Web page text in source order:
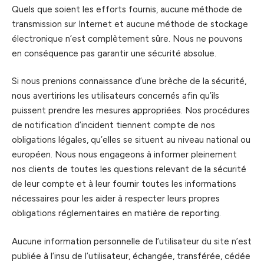
Quels que soient les efforts fournis, aucune méthode de
transmission sur Internet et aucune méthode de stockage
électronique n’est complètement sûre. Nous ne pouvons
en conséquence pas garantir une sécurité absolue.
Si nous prenions connaissance d’une brèche de la sécurité,
nous avertirions les utilisateurs concernés afin qu’ils
puissent prendre les mesures appropriées. Nos procédures
de notification d’incident tiennent compte de nos
obligations légales, qu’elles se situent au niveau national ou
européen. Nous nous engageons à informer pleinement
nos clients de toutes les questions relevant de la sécurité
de leur compte et à leur fournir toutes les informations
nécessaires pour les aider à respecter leurs propres
obligations réglementaires en matière de reporting.
Aucune information personnelle de l’utilisateur du site n’est
publiée à l’insu de l’utilisateur, échangée, transférée, cédée